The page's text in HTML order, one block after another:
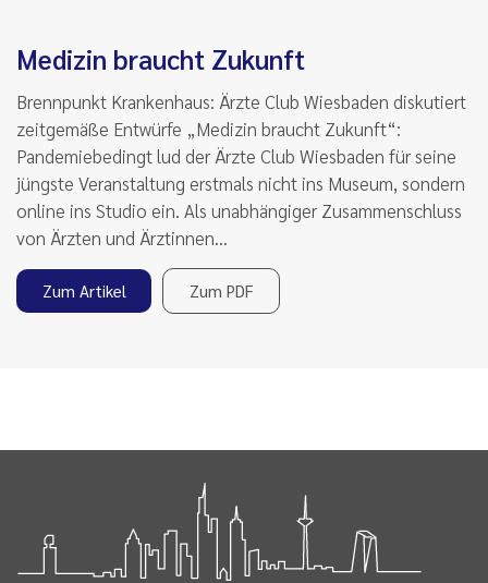
Medizin braucht Zukunft
Brennpunkt Krankenhaus: Ärzte Club Wiesbaden diskutiert
zeitgemäße Entwürfe „Medizin braucht Zukunft“:
Pandemiebedingt lud der Ärzte Club Wiesbaden für seine
jüngste Veranstaltung erstmals nicht ins Museum, sondern
online ins Studio ein. Als unabhängiger Zusammenschluss
von Ärzten und Ärztinnen…
Zum Artikel Zum PDF